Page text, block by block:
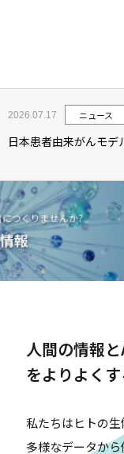
2026.07.17 ニュース
日本患者由来がんモ
ませんか?
人間の情報
をよりよく
私たちはヒトの
多様なデータか